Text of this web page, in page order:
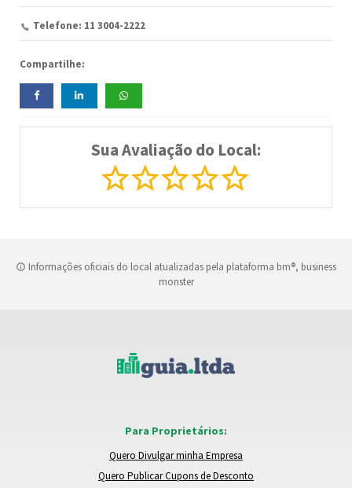
Telefone: 11 3004-2222
Compartilhe:
Sua Avaliação do Local:
Informações oficiais do local atualizadas pela plataforma bm®, business
monster
Para Proprietários:
Quero Divulgar minha Empresa
Quero Publicar Cupons de Desconto